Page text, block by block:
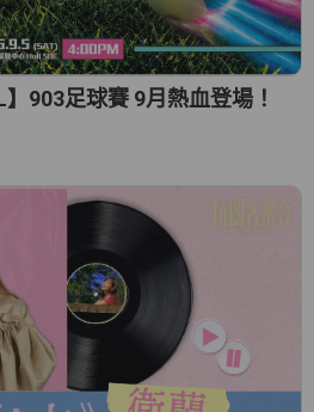
】903足球賽 9月熱血登場！